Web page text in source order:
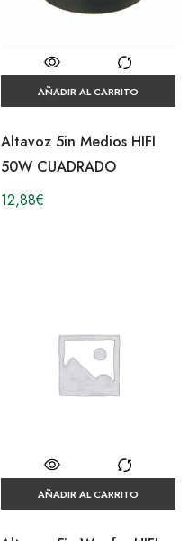
AÑADIR AL CARRITO
Altavoz 5in Medios HIFI
50W CUADRADO
12,88€
AÑADIR AL CARRITO